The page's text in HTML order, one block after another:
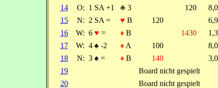
14 O: 1 SA +1 ♣ 3 120
15
N: 2 SA = ♥ B 120
16
W: 6 ♥ = ♦B 1430
17
W: 4 ♠ -2 ♦A 100
18
N: 3 ♠ = ♦B 140
19
Board nicht gespielt
20
Board nicht gespielt